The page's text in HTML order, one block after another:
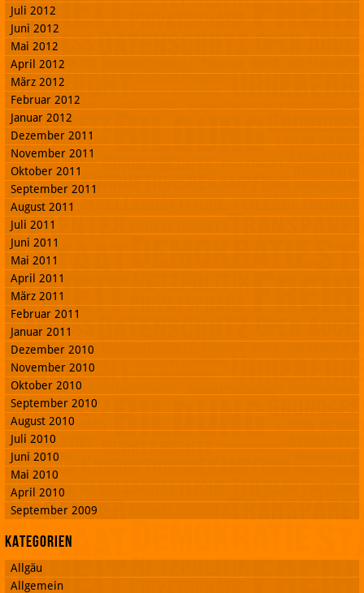
Juli 2012
Juni 2012
Mai 2012
April 2012
März 2012
Februar 2012
Januar 2012
Dezember 2011
November 2011
Oktober 2011
September 2011
August 2011
Juli 2011
Juni 2011
Mai 2011
April 2011
März 2011
Februar 2011
Januar 2011
Dezember 2010
November 2010
Oktober 2010
September 2010
August 2010
Juli 2010
Juni 2010
Mai 2010
April 2010
September 2009
Kategorien
Allgäu
Allgemein